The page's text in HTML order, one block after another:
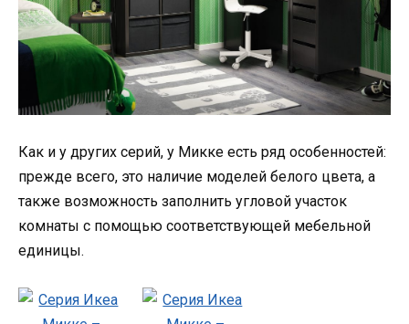
Как и у других серий, у Микке есть ряд особенностей:
прежде всего, это наличие моделей белого цвета, а
также возможность заполнить угловой участок
комнаты с помощью соответствующей мебельной
единицы.